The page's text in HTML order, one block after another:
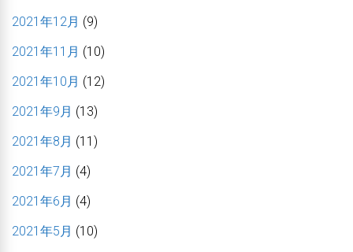
2021年12月 (9)
2021年11月 (10)
2021年10月 (12)
2021年9月 (13)
2021年8月 (11)
2021年7月 (4)
2021年6月 (4)
2021年5月 (10)